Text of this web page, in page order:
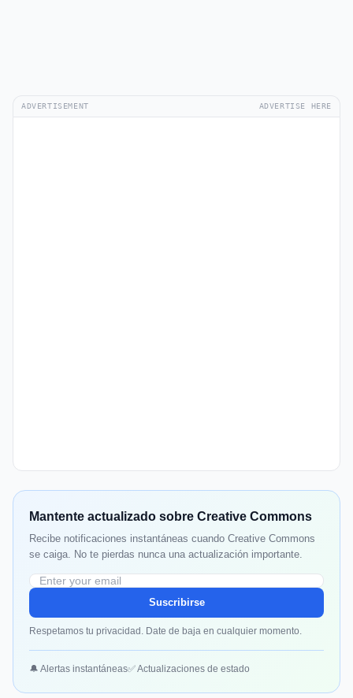
ADVERTISEMENT ADVERTISE HERE
Mantente actualizado sobre Creative Commons
Recibe notificaciones instantáneas cuando Creative Commons
se caiga. No te pierdas nunca una actualización importante.
Suscribirse
Respetamos tu privacidad. Date de baja en cualquier momento.
🔔 Alertas instantáneas✅ Actualizaciones de estado